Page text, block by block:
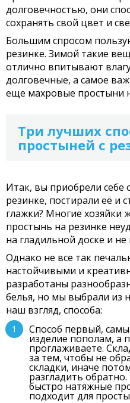
долговечностью, они
сохранять свой цвет и
Большим спросом
резинке. Зимой такие
отлично впитывают
долговечные, а самое
еще махровые простыни
Три лучших
простыней с
Итак, вы приобрели
резинке, постирали её и
глажки? Многие хозяйки
простынь на резинке
на гладильной доске и не
Однако не все так
настойчивыми и
разработаны
белья, но мы выбрали из
наш взгляд, способа:
Способ первый,
изделие пополам, а
проглаживаете.
за тем, чтобы не
складки, иначе
разгладить
быстро натяжные
подходит для